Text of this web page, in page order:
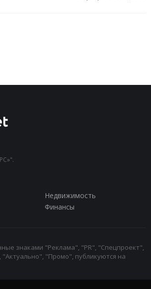
Недвижимость
Финансы
знаками "Реклама", "PR", "Спецпроект",
"Промо", публикуются на